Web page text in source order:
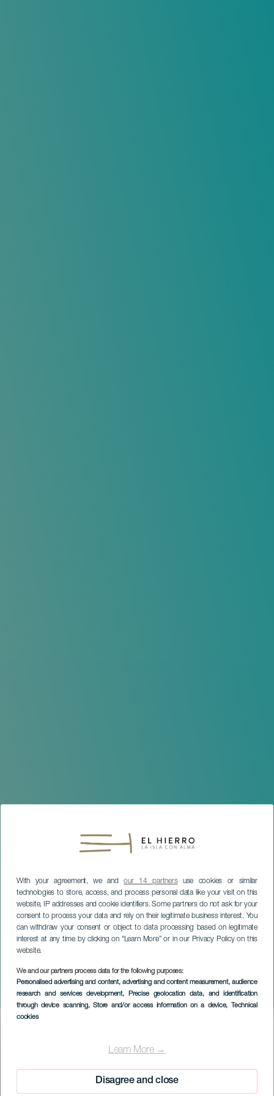
With your agreement, we andour 14 partnersuse cookies or similar
technologies to store, access, and process personal data like your visit on this
website, IP addresses and cookie identifiers. Some partners do not ask for your
consent to process your data and rely on their legitimate business interest. You
can withdraw your consent or object to data processing based on legitimate
interest at any time by clicking on “Learn More” or in our Privacy Policy on this
website.
We and our partners process data for the following purposes:
Personalised advertising and content, advertising and content measurement, audience
research and services development, Precise geolocation data, and identification
through device scanning, Store and/or access information on a device, Technical
cookies
Learn More →
Disagree and close
8M-ohjelma
EL HIERRO